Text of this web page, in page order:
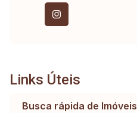
Links Úteis
Busca rápida de Imóveis